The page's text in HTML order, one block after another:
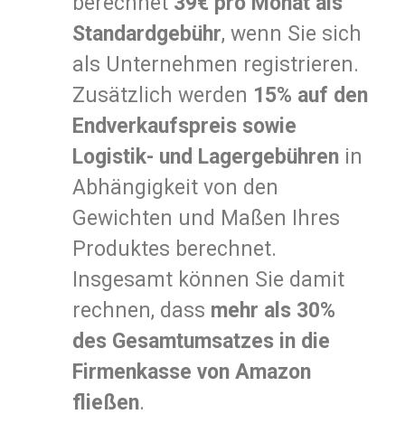
Standardgebühr, wenn Sie sich
als Unternehmen registrieren.
Zusätzlich werden 15% auf den
Endverkaufspreis sowie
Logistik- und Lagergebühren in
Abhängigkeit von den
Gewichten und Maßen Ihres
Produktes berechnet.
Insgesamt können Sie damit
rechnen, dass mehr als 30%
des Gesamtumsatzes in die
Firmenkasse von Amazon
fließen.